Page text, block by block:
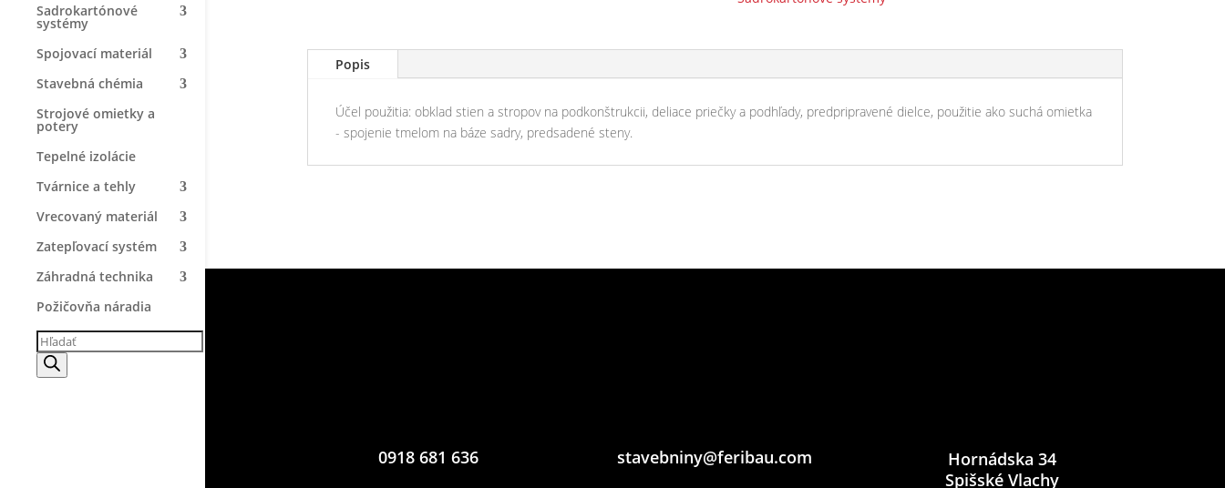
Sadrokartónové
systémy
Spojovací materiál
Stavebná chémia
Strojové omietky a
potery
Tepelné izolácie
Tvárnice a tehly
Vrecovaný materiál
Zatepľovací systém
Záhradná technika
Požičovňa náradia
Products
search
Popis
Účel použitia: obklad stien a stropov na podkonštrukcii, deliace priečky a podhľady, predpripravené dielce, použitie ako suchá omietka
- spojenie tmelom na báze sadry, predsadené steny.
0918 681 636 stavebniny@feribau.com
Hornádska 34
Spišské Vlachy